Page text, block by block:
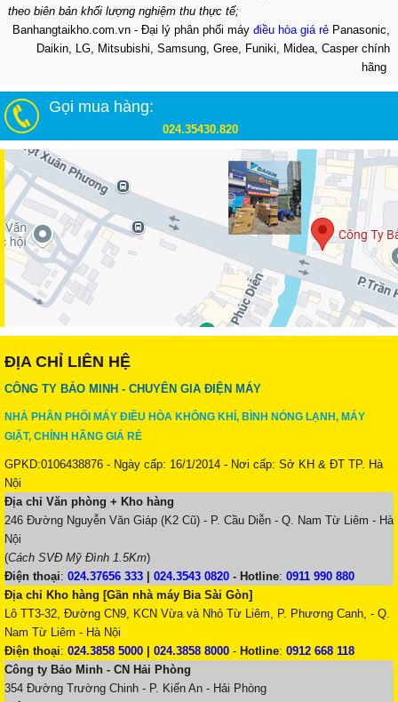
theo biên bản khối lượng nghiệm thu thực tế;
Banhangtaikho.com.vn - Đại lý phân phối máy điều hòa giá rẻ Panasonic,
Daikin, LG, Mitsubishi, Samsung, Gree, Funiki, Midea, Casper chính
hãng
Gọi mua hàng:
024.35430.820
ĐỊA CHỈ LIÊN HỆ
CÔNG TY BẢO MINH - CHUYÊN GIA ĐIỆN MÁY
NHÀ PHÂN PHỐI MÁY ĐIỀU HÒA KHÔNG KHÍ, BÌNH NÓNG LẠNH, MÁY
GIẶT, CHÍNH HÃNG GIÁ RẺ
GPKD:0106438876 - Ngày cấp: 16/1/2014 - Nơi cấp: Sở KH & ĐT TP. Hà
Nội
Địa chỉ Văn phòng + Kho hàng
246 Đường Nguyễn Văn Giáp (K2 Cũ) - P. Cầu Diễn - Q. Nam Từ Liêm - Hà
Nội
(Cách SVĐ Mỹ Đình 1.5Km)
Điện thoại: 024.37656 333 | 024.3543 0820 - Hotline: 0911 990 880
Địa chỉ Kho hàng [Gần nhà máy Bia Sài Gòn]
Lô TT3-32, Đường CN9, KCN Vừa và Nhỏ Từ Liêm, P. Phương Canh, - Q.
Nam Từ Liêm - Hà Nội
Điện thoại: 024.3858 5000 | 024.3858 8000 - Hotline: 0912 668 118
Công ty Bảo Minh - CN Hải Phòng
354 Đường Trường Chinh - P. Kiến An - Hải Phòng